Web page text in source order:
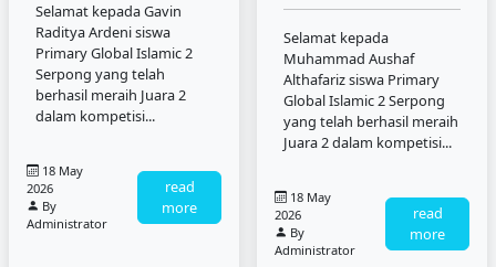
Selamat kepada Gavin
Raditya Ardeni siswa
Primary Global Islamic 2
Serpong yang telah
berhasil meraih Juara 2
dalam kompetisi...
18 May
2026
By
Administrator
read
more
Selamat kepada
Muhammad Aushaf
Althafariz siswa Primary
Global Islamic 2 Serpong
yang telah berhasil meraih
Juara 2 dalam kompetisi...
18 May
2026
By
Administrator
read
more